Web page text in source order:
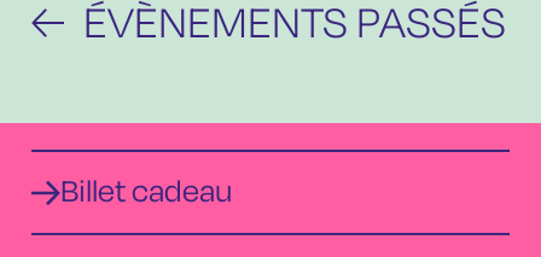
ÉVÈNEMENTS PASSÉS
Billet cadeau